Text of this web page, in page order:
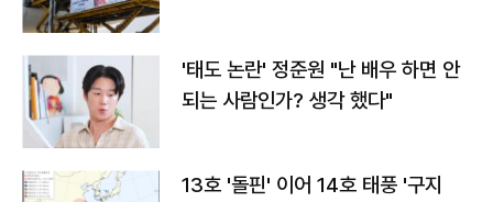
'태도 논란' 정준원 "난 배우 하면 안
되는 사람인가? 생각 했다"
13호 '돌핀' 이어 14호 태풍 '구지